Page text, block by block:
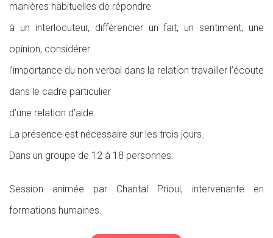
manières habituelles de répondre
à un interlocuteur, différencier un fait, un sentiment, une
opinion, considérer
l’importance du non verbal dans la relation travailler l’écoute
dans le cadre particulier
d’une relation d’aide.
La présence est nécessaire sur les trois jours.
Dans un groupe de 12 à 18 personnes.
Session animée par Chantal Prioul, intervenante en
formations humaines.